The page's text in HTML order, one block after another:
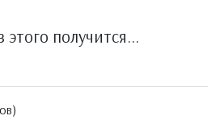
получится...